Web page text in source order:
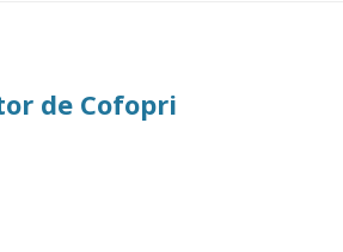
de Cofopri